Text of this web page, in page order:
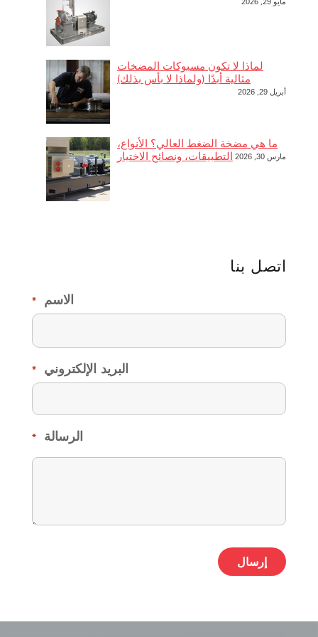
لماذا لا تكون مسبوكات المضخات
مثالية أبدًا (ولماذا لا بأس بذلك)
أبريل 29, 2026
ما هي مضخة الضغط العالي؟ الأنواع،
التطبيقات، ونصائح الاختيار
مارس 30, 2026
اتصل بنا
الاسم *
البريد الإلكتروني *
الرسالة *